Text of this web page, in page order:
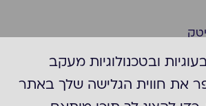
ובטכנולוגיות מעקב
את חווית הגלישה שלך באתר